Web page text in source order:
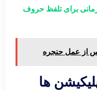
برای تلفظ حروف
از عمل حنجره
ها